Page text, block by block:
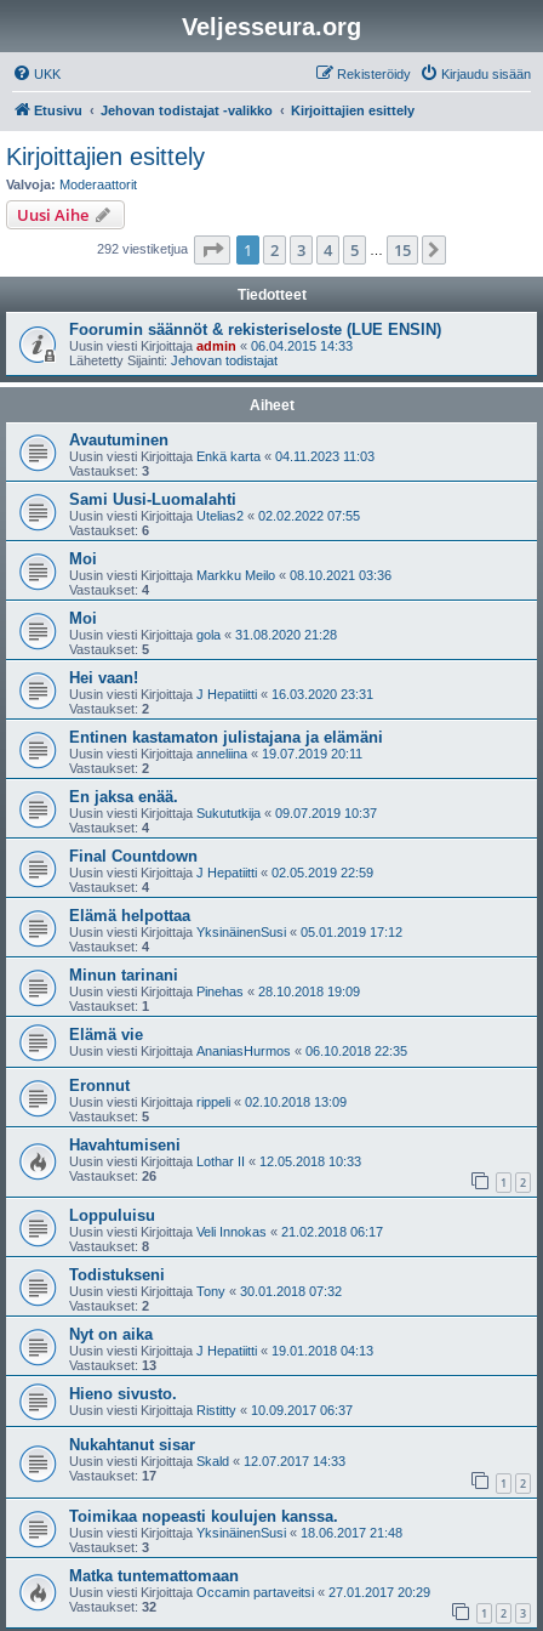
Veljesseura.org
UKK Kirjaudu sisään
Rekisteröidy
Etusivu Jehovan todistajat -valikko Kirjoittajien esittely
Kirjoittajien esittely
Valvoja: Moderaattorit
Uusi Aihe
292 viestiketjua Sivu /15
1 2 3 4 5 15
Tiedotteet
Foorumin säännöt & rekisteriseloste (LUE ENSIN)
Uusin viesti Kirjoittaja admin « 06.04.2015 14:33
Lähetetty Sijainti: Jehovan todistajat
Aiheet
Avautuminen
Uusin viesti Kirjoittaja Enkä karta « 04.11.2023 11:03
Vastaukset: 3
Sami Uusi-Luomalahti
Uusin viesti Kirjoittaja Utelias2 « 02.02.2022 07:55
Vastaukset: 6
Moi
Uusin viesti Kirjoittaja Markku Meilo « 08.10.2021 03:36
Vastaukset: 4
Moi
Uusin viesti Kirjoittaja gola « 31.08.2020 21:28
Vastaukset: 5
Hei vaan!
Uusin viesti Kirjoittaja J Hepatiitti « 16.03.2020 23:31
Vastaukset: 2
Entinen kastamaton julistajana ja elämäni
Uusin viesti Kirjoittaja anneliina « 19.07.2019 20:11
Vastaukset: 2
En jaksa enää.
Uusin viesti Kirjoittaja Sukututkija « 09.07.2019 10:37
Vastaukset: 4
Final Countdown
Uusin viesti Kirjoittaja J Hepatiitti « 02.05.2019 22:59
Vastaukset: 4
Elämä helpottaa
Uusin viesti Kirjoittaja YksinäinenSusi « 05.01.2019 17:12
Vastaukset: 4
Minun tarinani
Uusin viesti Kirjoittaja Pinehas « 28.10.2018 19:09
Vastaukset: 1
Elämä vie
Uusin viesti Kirjoittaja AnaniasHurmos « 06.10.2018 22:35
Eronnut
Uusin viesti Kirjoittaja rippeli « 02.10.2018 13:09
Vastaukset: 5
Havahtumiseni
Uusin viesti Kirjoittaja Lothar II « 12.05.2018 10:33
Vastaukset: 26 1 2
Loppuluisu
Uusin viesti Kirjoittaja Veli Innokas « 21.02.2018 06:17
Vastaukset: 8
Todistukseni
Uusin viesti Kirjoittaja Tony « 30.01.2018 07:32
Vastaukset: 2
Nyt on aika
Uusin viesti Kirjoittaja J Hepatiitti « 19.01.2018 04:13
Vastaukset: 13
Hieno sivusto.
Uusin viesti Kirjoittaja Ristitty « 10.09.2017 06:37
Nukahtanut sisar
Uusin viesti Kirjoittaja Skald « 12.07.2017 14:33
Vastaukset: 17 1 2
Toimikaa nopeasti koulujen kanssa.
Uusin viesti Kirjoittaja YksinäinenSusi « 18.06.2017 21:48
Vastaukset: 3
Matka tuntemattomaan
Uusin viesti Kirjoittaja Occamin partaveitsi « 27.01.2017 20:29
Vastaukset: 32 1 2 3